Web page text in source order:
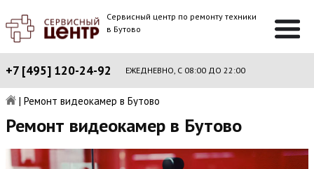
Сервисный центр по ремонту техники
в Бутово
+7 [495] 120-24-92 ЕЖЕДНЕВНО, С 08:00 ДО 22:00
| Ремонт видеокамер в Бутово
Ремонт видеокамер в Бутово